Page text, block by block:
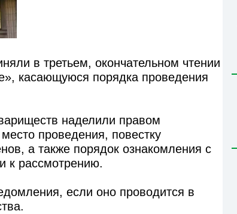
в третьем, окончательном чтении
касающуюся порядка проведения
наделили правом
проведения, повестку
а также порядок ознакомления с
к рассмотрению.
если оно проводится в